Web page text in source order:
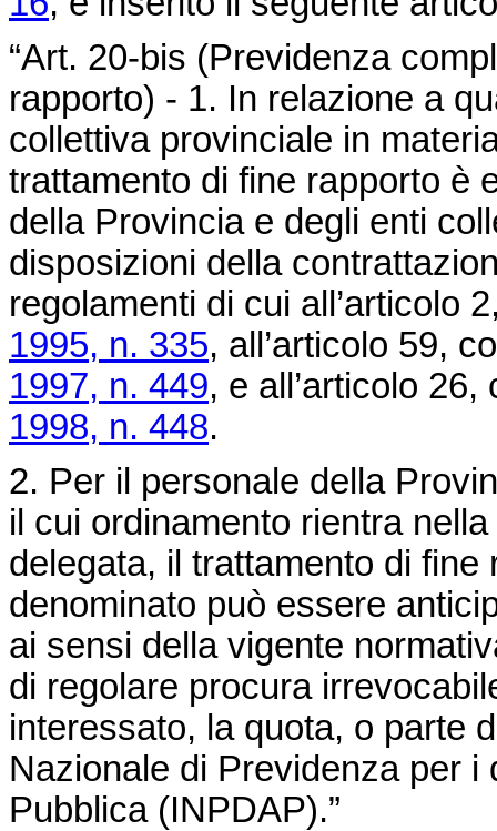
“Art. 20-bis (Previdenza
rapporto) - 1. In relazione a
collettiva provinciale in
trattamento di fine rapporto è
della Provincia e degli enti
disposizioni della
regolamenti di cui all’articolo
1995, n. 335, all’articolo 59,
1997, n. 449, e all’articolo
1998, n. 448.
2. Per il personale della
il cui ordinamento rientra
delegata, il trattamento di
denominato può essere
ai sensi della vigente
di regolare procura
interessato, la quota, o parte
Nazionale di Previdenza per i
Pubblica (INPDAP).”